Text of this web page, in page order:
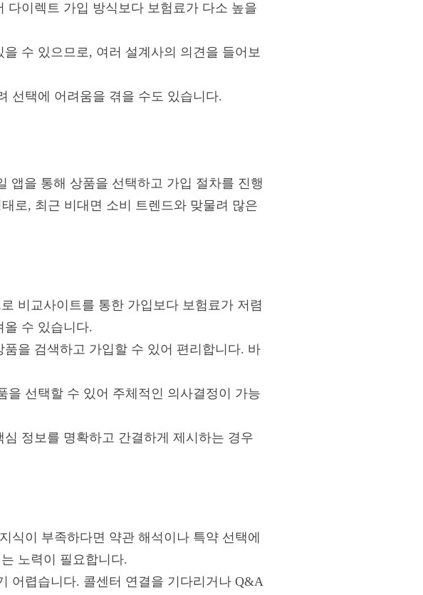
다이렉트 가입 방식보다 보험료가 다소 높을
수 있으므로, 여러 설계사의 의견을 들어보
선택에 어려움을 겪을 수도 있습니다.
앱을 통해 상품을 선택하고 가입 절차를 진행
로, 최근 비대면 소비 트렌드와 맞물려 많은
비교사이트를 통한 가입보다 보험료가 저렴
올 수 있습니다.
을 검색하고 가입할 수 있어 편리합니다. 바
을 선택할 수 있어 주체적인 의사결정이 가능
정보를 명확하고 간결하게 제시하는 경우
식이 부족하다면 약관 해석이나 특약 선택에
노력이 필요합니다.
어렵습니다. 콜센터 연결을 기다리거나 Q&A